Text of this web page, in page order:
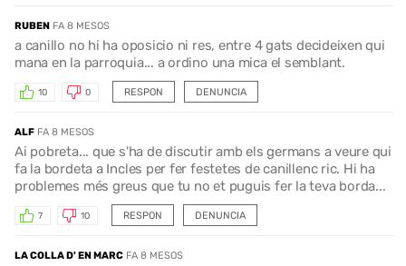
RUBEN FA 8 MESOS
a canillo no hi ha oposicio ni res, entre 4 gats decideixen qui
mana en la parroquia... a ordino una mica el semblant.
RESPON
10 0 DENUNCIA
ALF FA 8 MESOS
Ai pobreta... que s'ha de discutir amb els germans a veure qui
fa la bordeta a Incles per fer festetes de canillenc ric. Hi ha
problemes més greus que tu no et puguis fer la teva borda...
RESPON
7 10 DENUNCIA
LA COLLA D' EN MARC FA 8 MESOS